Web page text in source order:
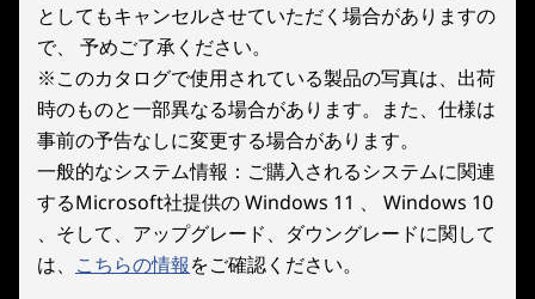
NVIDIA® GeForce RTX ®40 シリーズ GPU は、ゲ
ーマーやクリエイターに最適な高速グラフィック
スです。効率的な NVIDIA Ada Lovelace アーキテ
クチャを搭載し、パフォーマンスと AI 搭載グラ
フィックスの両方で飛躍的な進歩を実現します。
レイ トレーシングと超高 FPS ゲーミングで、レ
イテンシを最小限に抑えながら、リアルな仮想世
界を体験してください。これまでにないワークフ
ローの高速化を実現する革新的な新しい方法を提
供します。
本体寸法（幅×奥行×高さ）**
約 211 x 490.4 x 414mm
本体質量**
約 15kg (最大構成時)
製品仕様書
2025年1月8日
Lenovo Legion Tower 5 30IAS10（90YA0003JM）
-USB-A
-オーディオポート
10-HDMI
11-USB-A
としてもキャンセルさせていただく場合がありますの
で、 予めご了承ください。
※このカタログで使用されている製品の写真は、出荷
時のものと一部異なる場合があります。また、仕様は
事前の予告なしに変更する場合があります。
一般的なシステム情報：ご購入されるシステムに関連
するMicrosoft社提供の Windows 11 、 Windows 10
、そして、アップグレード、ダウングレードに関して
は、 こちらの情報をご確認ください。